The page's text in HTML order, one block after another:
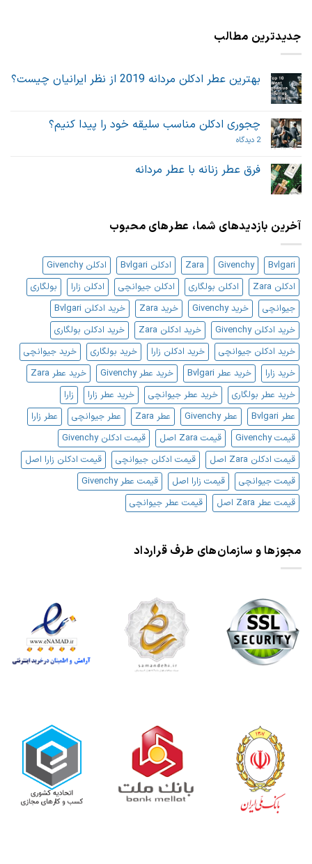
جدیدترین مطالب
بهترین عطر ادکلن مردانه 2019 از نظر ایرانیان چیست؟
بهترین
عطر
ادکلن
مردانه
از
نظر
نشده
چجوری ادکلن مناسب سلیقه خود را پیدا کنیم؟
2 دیدگاه برای
مناسب
سلیقه
فرق عطر زنانه با عطر مردانه
عطر
زنانه
مردانه
آخرین بازدیدهای شما، عطرهای محبوب
Bvlgari
Givenchy
Zara ادکلن Bvlgari
ادکلن Givenchy
ادکلن Zara
ادکلن بولگاری ادکلن جیوانچی ادکلن زارا
بولگاری
جیوانچی
خرید Givenchy خرید Zara
خرید ادکلن Bvlgari
خرید ادکلن Givenchy
خرید ادکلن Zara
خرید ادکلن بولگاری
خرید ادکلن جیوانچی
خرید ادکلن زارا خرید بولگاری
خرید جیوانچی
خرید زارا
خرید عطر Bvlgari خرید عطر Givenchy
خرید عطر Zara
خرید عطر بولگاری
خرید عطر جیوانچی خرید عطر زارا
زارا
عطر Bvlgari
عطر Givenchy عطر Zara عطر جیوانچی
عطر زارا
قیمت Givenchy
قیمت Zara اصل
قیمت ادکلن Givenchy
قیمت ادکلن Zara اصل
قیمت ادکلن جیوانچی
قیمت ادکلن زارا اصل
قیمت جیوانچی
قیمت زارا اصل
قیمت عطر Givenchy
قیمت عطر Zara اصل
قیمت عطر جیوانچی
مجوزها و سازمان‌های طرف قرارداد